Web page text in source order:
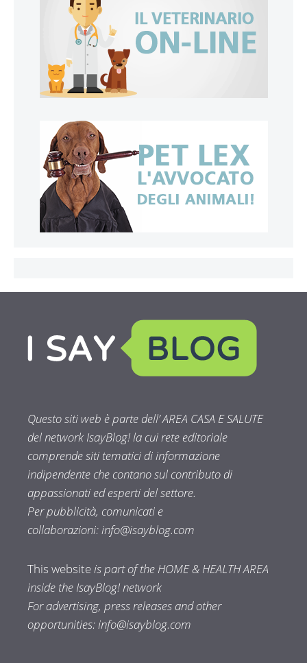
Questo siti web è parte dell’ AREA CASA E SALUTE
del network IsayBlog! la cui rete editoriale
comprende siti tematici di informazione
indipendente che contano sul contributo di
appassionati ed esperti del settore.
Per pubblicità, comunicati e
collaborazioni:info@isayblog.com
This websiteis part of the HOME & HEALTH AREA
inside the IsayBlog! network
For advertising, press releases and other
opportunities:info@isayblog.com